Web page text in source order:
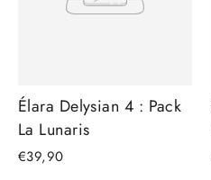
Élara Delysian 4 : Pack
La Lunaris
€39,90